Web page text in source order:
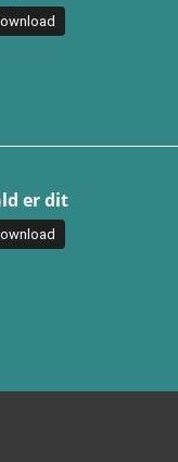
er dit